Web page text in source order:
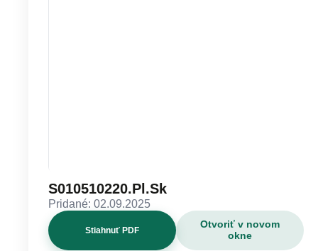
S010510220.Pl.Sk
Pridané: 02.09.2025
Stiahnuť PDF
Otvoriť v novom
okne